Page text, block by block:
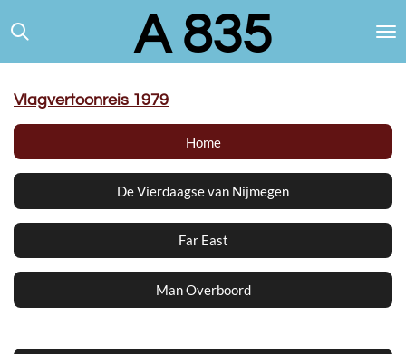
direct
hoofdinhoud
A 835
Vlagvertoonreis 1979
Home
De Vierdaagse van Nijmegen
Far East
Man Overboord